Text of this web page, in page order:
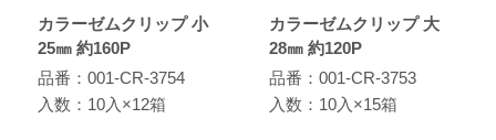
カラーゼムクリップ 小
25㎜ 約160P
品番：001-CR-3754
入数：10入×12箱
カラーゼムクリップ 大
28㎜ 約120P
品番：001-CR-3753
入数：10入×15箱